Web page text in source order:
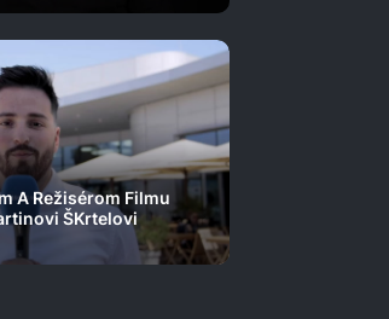
A Režisérom Filmu
ŠKrtelovi